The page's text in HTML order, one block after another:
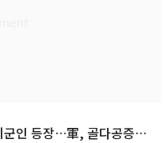
인 등장…軍, 골다공증으